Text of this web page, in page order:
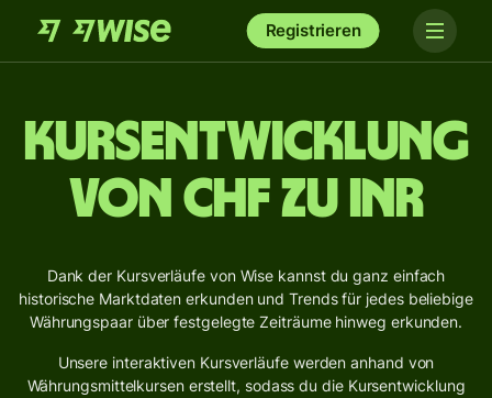
Registrieren
Kursentwicklung
von CHF zu INR
Dank der Kursverläufe von Wise kannst du ganz einfach
historische Marktdaten erkunden und Trends für jedes beliebige
Währungspaar über festgelegte Zeiträume hinweg erkunden.
Unsere interaktiven Kursverläufe werden anhand von
Währungsmittelkursen erstellt, sodass du die Kursentwicklung